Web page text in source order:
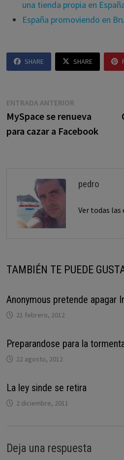
una tienda propia en
España promoviendo en
SHARE SHARE
Navegación
de
entradas
ENTRADA ANTERIOREntrada
anterior:
MySpace se renueva
para cazar a Facebook
pedro
Ver todas
TAMBIÉN TE PUEDE
Anonymous pretende apagar
21 febrero, 2012
Preparandose para la
22 agosto, 2012
La ley sinde se retira
2 diciembre, 2011
Deja una respuesta